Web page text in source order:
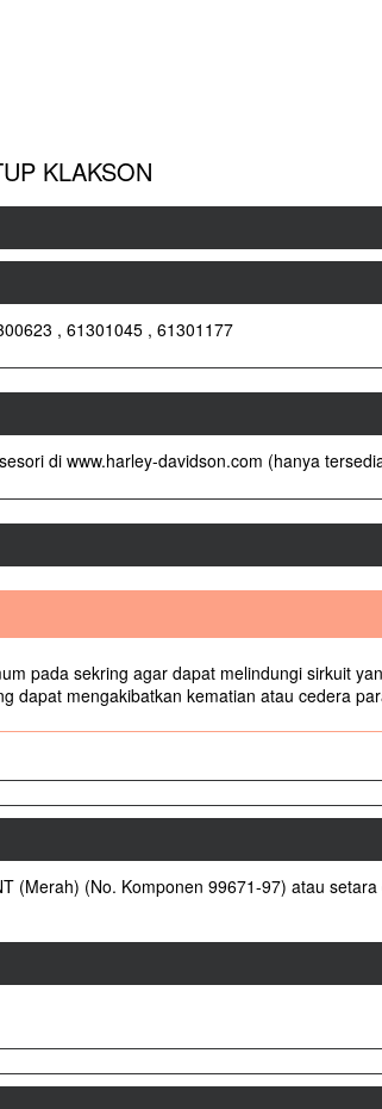
KLAKSON
, 61301045 , 61301177
di www.harley-davidson.com (hanya
pada sekring agar dapat melindungi sirkuit
dapat mengakibatkan kematian atau cedera
(Merah) (No. Komponen 99671-97) atau